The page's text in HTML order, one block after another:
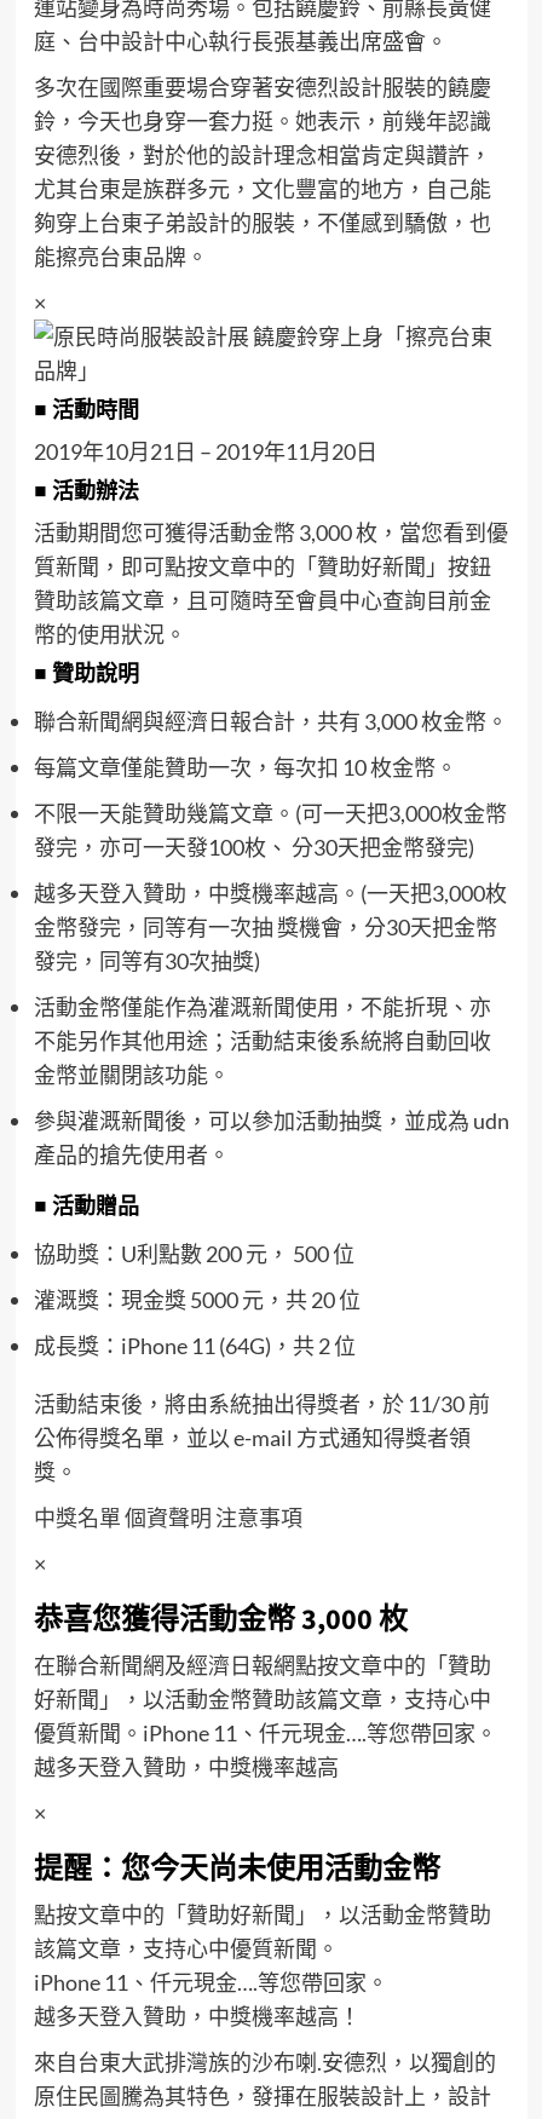
運站變身為時尚秀場。包括饒慶鈴、前縣長黃健
庭、台中設計中心執行長張基義出席盛會。
多次在國際重要場合穿著安德烈設計服裝的饒慶
鈴，今天也身穿一套力挺。她表示，前幾年認識
安德烈後，對於他的設計理念相當肯定與讚許，
尤其台東是族群多元，文化豐富的地方，自己能
夠穿上台東子弟設計的服裝，不僅感到驕傲，也
能擦亮台東品牌。
×
■ 活動時間
2019年10月21日 – 2019年11月20日
■ 活動辦法
活動期間您可獲得活動金幣 3,000 枚，當您看到優
質新聞，即可點按文章中的「贊助好新聞」按鈕
贊助該篇文章，且可隨時至會員中心查詢目前金
幣的使用狀況。
■ 贊助說明
聯合新聞網與經濟日報合計，共有 3,000 枚金幣。
每篇文章僅能贊助一次，每次扣 10 枚金幣。
不限一天能贊助幾篇文章。(可一天把3,000枚金幣
發完，亦可一天發100枚、 分30天把金幣發完)
越多天登入贊助，中獎機率越高。(一天把3,000枚
金幣發完，同等有一次抽 獎機會，分30天把金幣
發完，同等有30次抽獎)
活動金幣僅能作為灌溉新聞使用，不能折現、亦
不能另作其他用途；活動結束後系統將自動回收
金幣並關閉該功能。
參與灌溉新聞後，可以參加活動抽獎，並成為 udn
產品的搶先使用者。
■ 活動贈品
協助獎：U利點數 200 元， 500 位
灌溉獎：現金獎 5000 元，共 20 位
成長獎：iPhone 11 (64G)，共 2 位
活動結束後，將由系統抽出得獎者，於 11/30 前
公佈得獎名單，並以 e-mail 方式通知得獎者領
獎。
中獎名單個資聲明 注意事項
×
恭喜您獲得活動金幣 3,000 枚
在聯合新聞網及經濟日報網點按文章中的「贊助
好新聞」，以活動金幣贊助該篇文章，支持心中
優質新聞。iPhone 11、仟元現金….等您帶回家。
越多天登入贊助，中獎機率越高
×
提醒：您今天尚未使用活動金幣
點按文章中的「贊助好新聞」，以活動金幣贊助
該篇文章，支持心中優質新聞。
iPhone 11、仟元現金….等您帶回家。
越多天登入贊助，中獎機率越高！
來自台東大武排灣族的沙布喇.安德烈，以獨創的
原住民圖騰為其特色，發揮在服裝設計上，設計